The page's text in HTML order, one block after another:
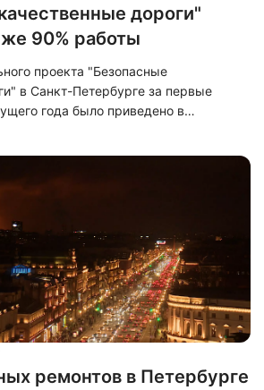
дороги"
90% работы
проекта "Безопасные
в Санкт-Петербурге за первые
года было приведено в
90 километров. Это составляет
работ, запланированного на этот год
ремонтов в Петербурге